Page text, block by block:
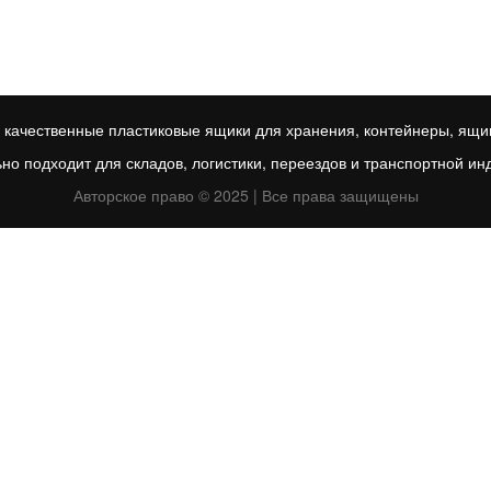
пластиковые ящики для хранения, контейнеры,
подходит для складов, логистики, переездов и транспортной
Авторское право © 2025 | Все права защищены